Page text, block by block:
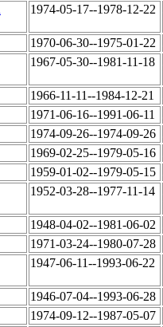
1974-05-17--1978-12-22
1970-06-30--1975-01-22
1967-05-30--1981-11-18
1966-11-11--1984-12-21
1971-06-16--1991-06-11
1974-09-26--1974-09-26
1969-02-25--1979-05-16
1959-01-02--1979-05-15
1952-03-28--1977-11-14
1948-04-02--1981-06-02
1971-03-24--1980-07-28
1947-06-11--1993-06-22
1946-07-04--1993-06-28
1974-09-12--1987-05-07